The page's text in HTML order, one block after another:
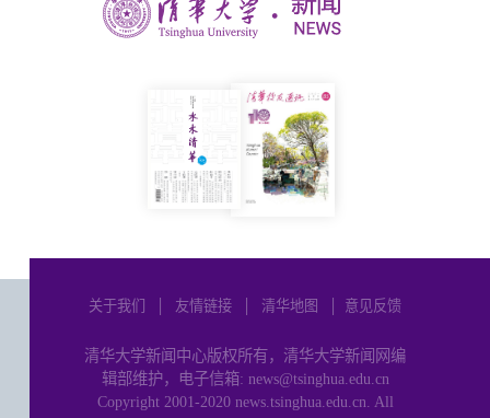
关于我们 友情链接 清华地图 意见反馈
清华大学新闻中心版权所有，清华大学新闻网编
辑部维护，电子信箱: news@tsinghua.edu.cn
Copyright 2001-2020 news.tsinghua.edu.cn. All